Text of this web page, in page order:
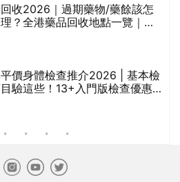
收2026｜過期藥物/藥餘該怎
？全港藥品回收地點一覽｜屈
價身體檢查推介2026 | 基本檢
驗這些！13+入門版檢查優惠